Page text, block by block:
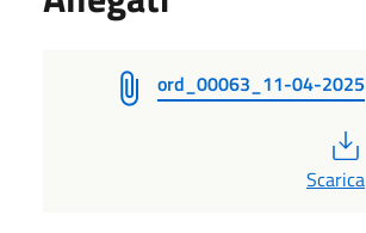
ord_00063_11-04-2025
Scarica